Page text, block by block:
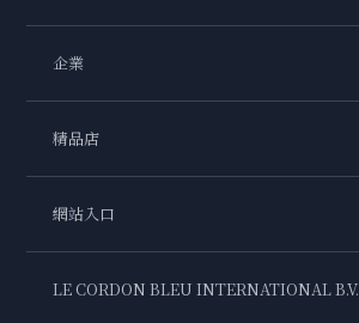
企業
精品店
網站入口
LE CORDON BLEU INTERNATIONAL B.V.